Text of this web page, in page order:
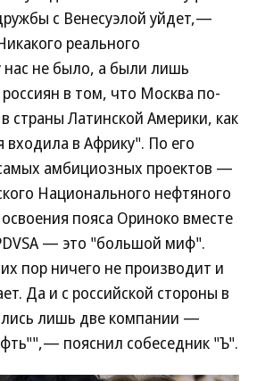
с Венесуэлой уйдет,—
реального
нас не было, а были лишь
в том, что Москва по-
страны Латинской Америки, как
входила в Африку". По его
амбициозных проектов —
Национального нефтяного
пояса Ориноко вместе
— это "большой миф".
пор ничего не производит и
Да и с российской стороны в
лишь две компании —
пояснил собеседник "Ъ".